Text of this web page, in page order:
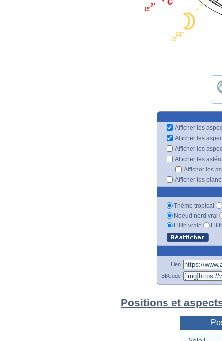
2°
15'
21°
25'
Afficher les
Afficher les
Afficher les
Afficher les
Afficher les
Afficher les
Thème tropical
Noeud nord vrai
Lilith vraie
Lien
BBCode
Positions et